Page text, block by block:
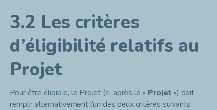
3.2 Les critères
d’éligibilité relatifs au
Projet
Pour être éligible, le Projet (ci-après le « Projet ») doit
remplir alternativement l’un des deux critères suivants :